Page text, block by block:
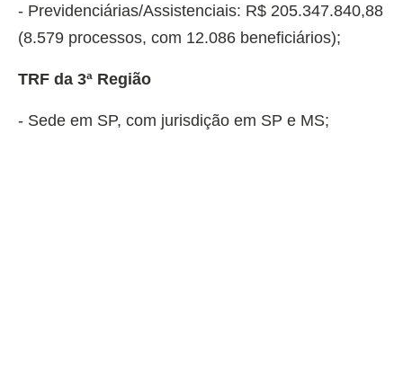
- Previdenciárias/Assistenciais: R$ 205.347.840,88
(8.579 processos, com 12.086 beneficiários);
TRF da 3ª Região
- Sede em SP, com jurisdição em SP e MS;